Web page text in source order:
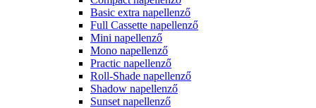
Basic extra napellenző
Full Cassette napellenző
Mini napellenző
Mono napellenző
Practic napellenző
Roll-Shade napellenző
Shadow napellenző
Sunset napellenző